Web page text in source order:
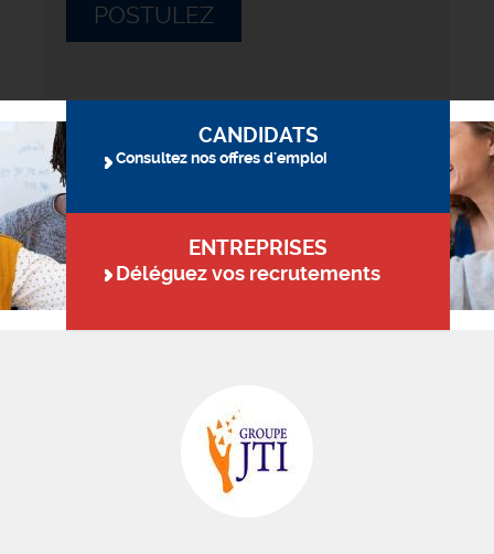
POSTULEZ
CANDIDATS
Consultez nos offres d'emploi
ENTREPRISES
Déléguez vos recrutements